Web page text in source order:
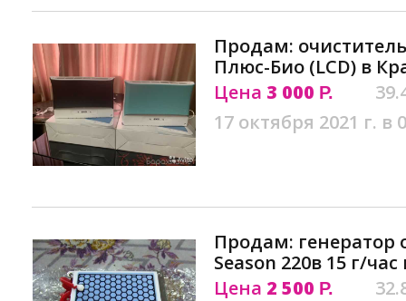
Продам:
Плюс-Био (LCD) в
Цена 3 000 Р.
17 октября 2021 г. в
Продам: генератор
Season 220в 15 г/
Цена 2 500 Р.